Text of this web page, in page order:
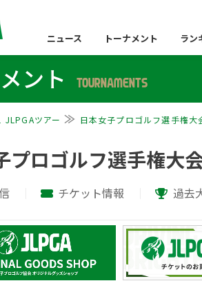
ニュース トーナメント ラン
ント TOURNAMENTS
JLPGAツアー 日本女子プロゴルフ選手権大
プロゴルフ選手権大
チケット情報 過去